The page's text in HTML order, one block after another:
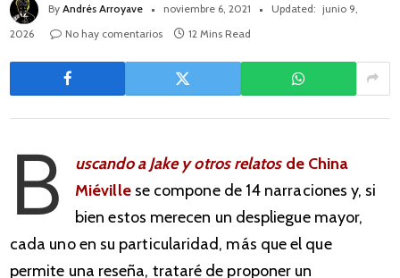
By Andrés Arroyave noviembre 6, 2021 Updated: junio 9,
2026
No hay comentarios 12 Mins Read
B uscando a Jake y otros relatosde China
Miévillese compone de 14 narraciones y, si
bien estos merecen un despliegue mayor,
cada uno en su particularidad, más que el que
permite una reseña, trataré de proponer un